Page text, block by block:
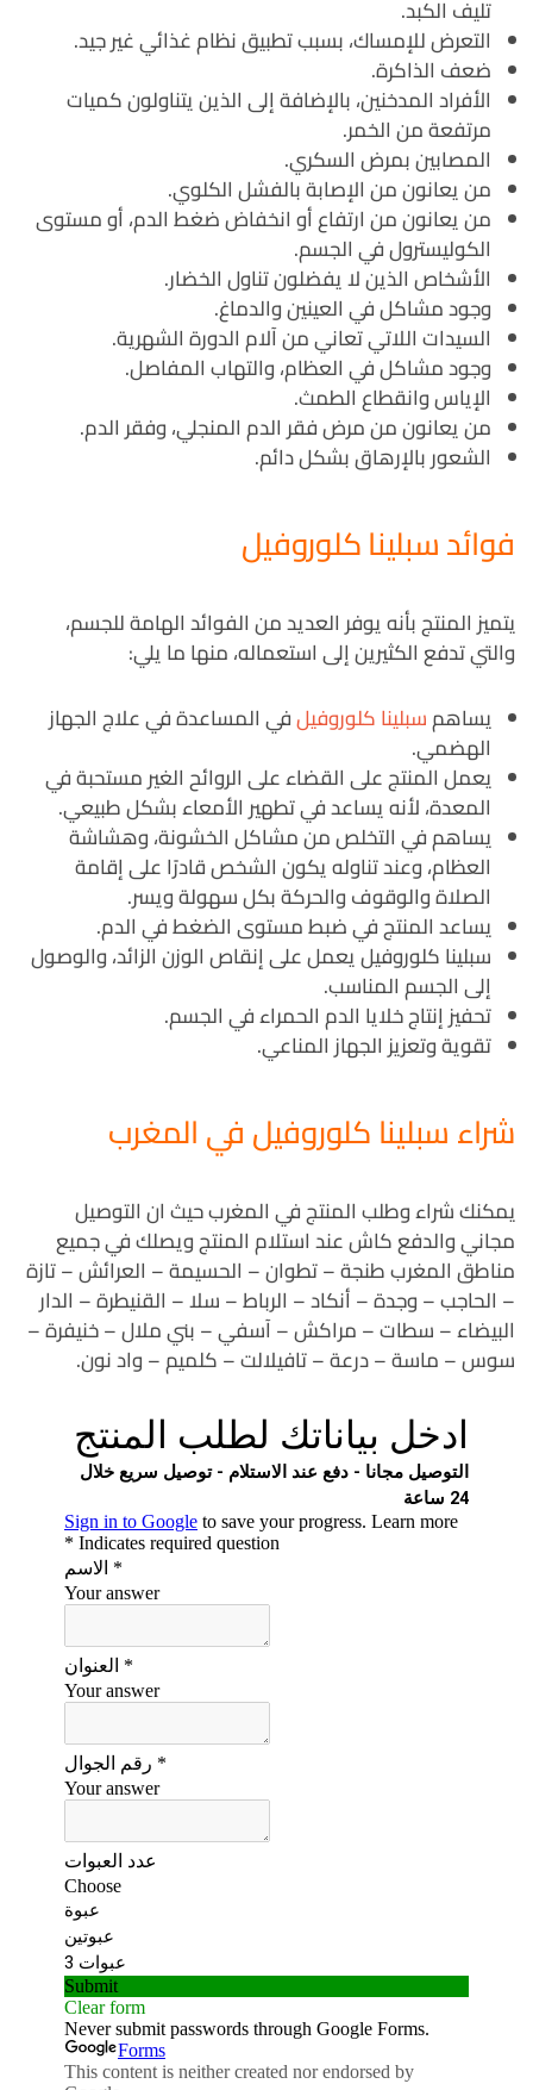
تليف الكبد.
التعرض للإمساك، بسبب تطبيق نظام غذائي غير جيد.
ضعف الذاكرة.
الأفراد المدخنين، بالإضافة إلى الذين يتناولون كميات
مرتفعة من الخمر.
المصابين بمرض السكري.
من يعانون من الإصابة بالفشل الكلوي.
من يعانون من ارتفاع أو انخفاض ضغط الدم، أو مستوى
الكوليسترول في الجسم.
الأشخاص الذين لا يفضلون تناول الخضار.
وجود مشاكل في العينين والدماغ.
السيدات اللاتي تعاني من آلام الدورة الشهرية.
وجود مشاكل في العظام، والتهاب المفاصل.
الإياس وانقطاع الطمث.
من يعانون من مرض فقر الدم المنجلي، وفقر الدم.
الشعور بالإرهاق بشكل دائم.
فوائد سبلينا كلوروفيل
يتميز المنتج بأنه يوفر العديد من الفوائد الهامة للجسم،
والتي تدفع الكثيرين إلى استعماله، منها ما يلي:
يساهمسبلينا كلوروفيلفي المساعدة في علاج الجهاز
الهضمي.
يعمل المنتج على القضاء على الروائح الغير مستحبة في
المعدة، لأنه يساعد في تطهير الأمعاء بشكل طبيعي.
يساهم في التخلص من مشاكل الخشونة، وهشاشة
العظام، وعند تناوله يكون الشخص قادرًا على إقامة
الصلاة والوقوف والحركة بكل سهولة ويسر.
يساعد المنتج في ضبط مستوى الضغط في الدم.
سبلينا كلوروفيل يعمل على إنقاص الوزن الزائد، والوصول
إلى الجسم المناسب.
تحفيز إنتاج خلايا الدم الحمراء في الجسم.
تقوية وتعزيز الجهاز المناعي.
شراء سبلينا كلوروفيل في المغرب
يمكنك شراء وطلب المنتج في المغرب حيث ان التوصيل
مجاني والدفع كاش عند استلام المنتج ويصلك في جميع
مناطق المغرب طنجة – تطوان – الحسيمة – العرائش – تازة
– الحاجب – وجدة – أنكاد – الرباط – سلا – القنيطرة – الدار
البيضاء – سطات – مراكش – آسفي – بني ملال – خنيفرة –
سوس – ماسة – درعة – تافيلالت – كلميم – واد نون.